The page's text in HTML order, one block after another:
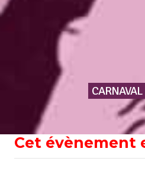
CARNAVAL
Cet évènement